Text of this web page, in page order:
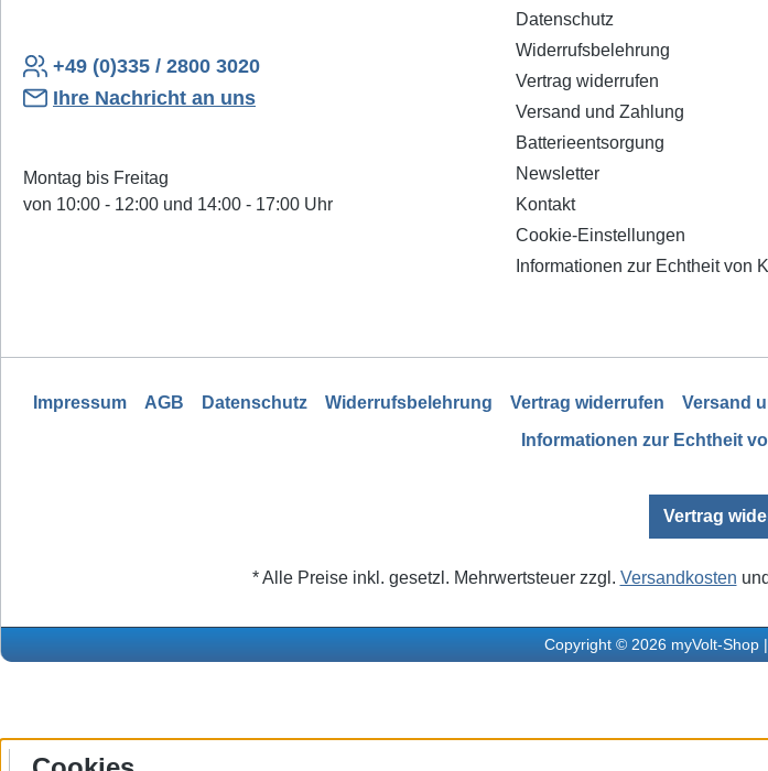
+49 (0)335 / 2800 3020
Ihre Nachricht an uns
Montag bis Freitag
von 10:00 - 12:00 und 14:00 - 17:00 Uhr
Datenschutz
Widerrufsbelehrung
Vertrag widerrufen
Versand und Zahlung
Batterieentsorgung
Newsletter
Kontakt
Cookie-Einstellungen
Informationen zur Echtheit von
Impressum AGB Datenschutz Widerrufsbelehrung Vertrag widerrufen Versand
Informationen zur Echtheit
Vertrag
* Alle Preise inkl. gesetzl. Mehrwertsteuer zzgl. Versandkosten
Copyright © 2026 myVolt-Shop